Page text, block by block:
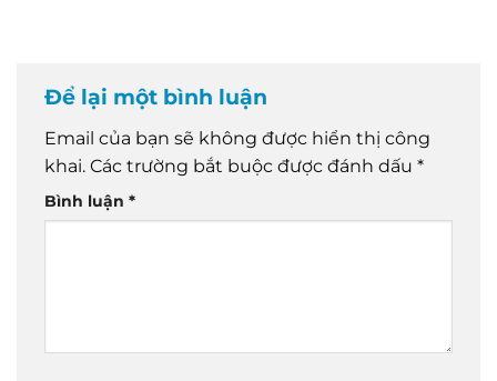
Để lại một bình luận
Email của bạn sẽ không được hiển thị công
khai. Các trường bắt buộc được đánh dấu *
Bình luận *